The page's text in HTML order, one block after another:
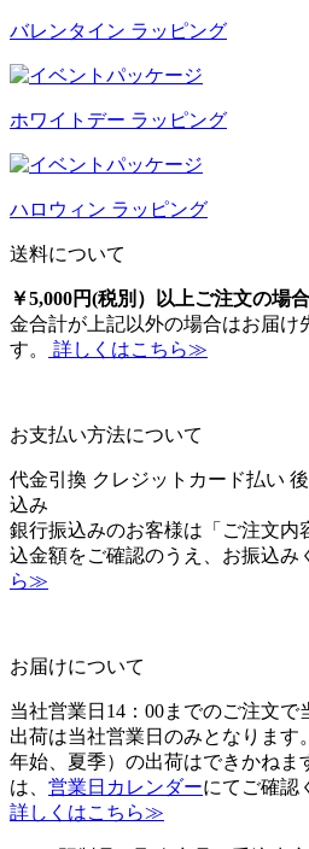
バレンタイン ラッピング
ホワイトデー ラッピング
ハロウィン ラッピング
送料について
￥5,000円(税別）以上ご注文の場
金合計が上記以外の場合はお届け
す。
詳しくはこちら≫
お支払い方法について
代金引換 クレジットカード払い
込み
銀行振込みのお客様は「ご注文内
込金額をご確認のうえ、お振込み
ら≫
お届けについて
当社営業日14：00までのご注文で
出荷は当社営業日のみとなります
年始、夏季）の出荷はできかねま
は、 営業日カレンダーにてご確認
詳しくはこちら≫